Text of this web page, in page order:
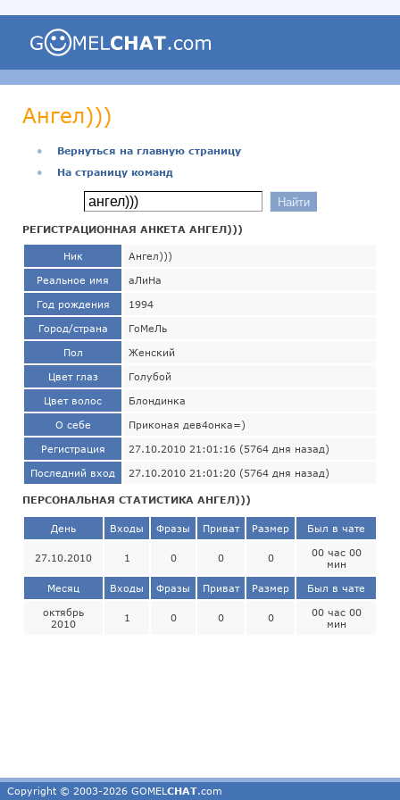
Ангел)))
●
Вернуться на главную страницу
●
На страницу команд
РЕГИСТРАЦИОННАЯ АНКЕТА АНГЕЛ)))
Ник Ангел)))
Реальное имя аЛиНа
Год рождения 1994
Город/страна ГоМеЛь
Пол Женский
Цвет глаз Голубой
Цвет волос Блондинка
О себе Приконая дев4онка=)
Регистрация 27.10.2010 21:01:16 (5764 дня назад)
Последний вход 27.10.2010 21:01:20 (5764 дня назад)
ПЕРСОНАЛЬНАЯ СТАТИСТИКА АНГЕЛ)))
День Входы Фразы Приват Размер Был в чате
27.10.2010 1 0 0 0
00 час 00
мин
Месяц Входы Фразы Приват Размер Был в чате
октябрь
2010
1 0 0 0
00 час 00
мин
Copyright © 2003-2026 GOMEL CHAT.com